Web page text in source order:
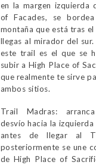
en la margen izquierda
of Facades, se
montaña que está tras
llegas al mirador del
este trail es el que se
subir a High Place of
que realmente te sirve
ambos sitios.
Trail Madras:
desvío hacia la izquierda
antes de llegar al
posteriormente se une
de High Place of